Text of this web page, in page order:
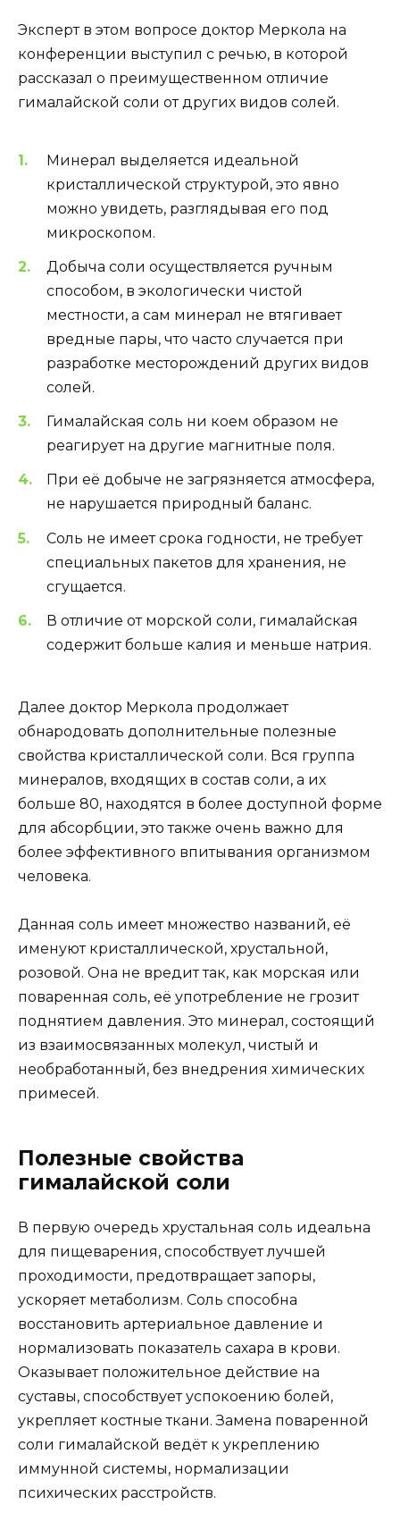
Эксперт в этом вопросе доктор Меркола на
конференции выступил с речью, в которой
рассказал о преимущественном отличие
гималайской соли от других видов солей.
Минерал выделяется идеальной
кристаллической структурой, это явно
можно увидеть, разглядывая его под
микроскопом.
Добыча соли осуществляется ручным
способом, в экологически чистой
местности, а сам минерал не втягивает
вредные пары, что часто случается при
разработке месторождений других видов
солей.
Гималайская соль ни коем образом не
реагирует на другие магнитные поля.
При её добыче не загрязняется атмосфера,
не нарушается природный баланс.
Соль не имеет срока годности, не требует
специальных пакетов для хранения, не
сгущается.
В отличие от морской соли, гималайская
содержит больше калия и меньше натрия.
Далее доктор Меркола продолжает
обнародовать дополнительные полезные
свойства кристаллической соли. Вся группа
минералов, входящих в состав соли, а их
больше 80, находятся в более доступной форме
для абсорбции, это также очень важно для
более эффективного впитывания организмом
человека.
Данная соль имеет множество названий, её
именуют кристаллической, хрустальной,
розовой. Она не вредит так, как морская или
поваренная соль, её употребление не грозит
поднятием давления. Это минерал, состоящий
из взаимосвязанных молекул, чистый и
необработанный, без внедрения химических
примесей.
Полезные свойства
гималайской соли
В первую очередь хрустальная соль идеальна
для пищеварения, способствует лучшей
проходимости, предотвращает запоры,
ускоряет метаболизм. Соль способна
восстановить артериальное давление и
нормализовать показатель сахара в крови.
Оказывает положительное действие на
суставы, способствует успокоению болей,
укрепляет костные ткани. Замена поваренной
соли гималайской ведёт к укреплению
иммунной системы, нормализации
психических расстройств.